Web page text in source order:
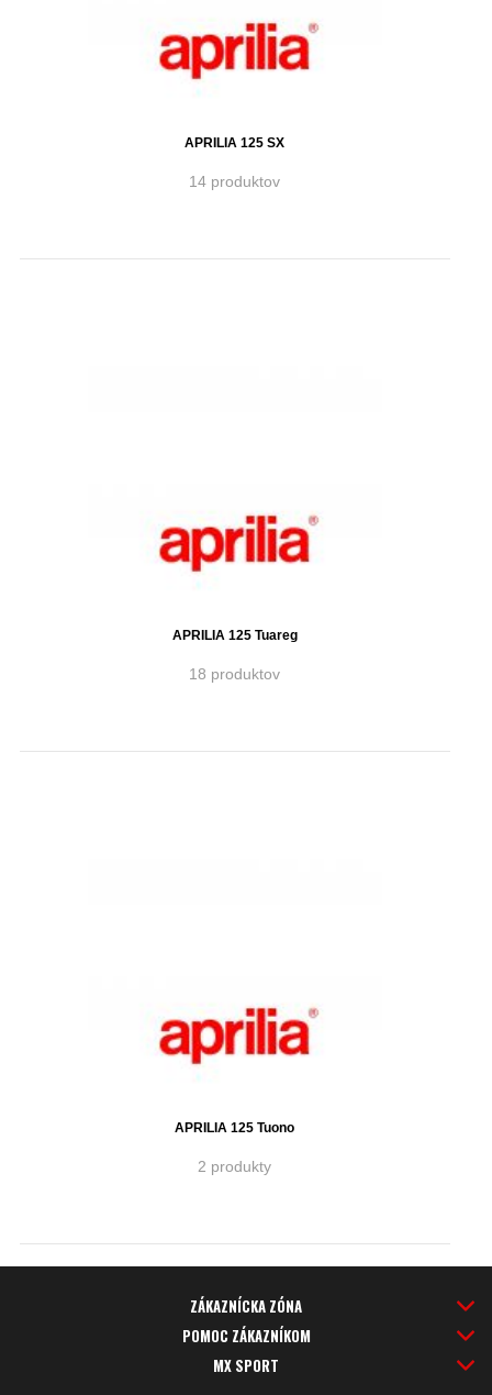
APRILIA 125 SX
14 produktov
APRILIA 125 Tuareg
18 produktov
APRILIA 125 Tuono
2 produkty
ZÁKAZNÍCKA ZÓNA
POMOC ZÁKAZNÍKOM
MX SPORT